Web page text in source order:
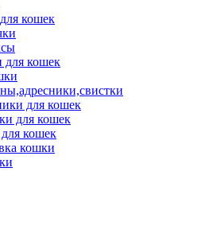
кошек
для кошек
для кошек
для кошек
кошек
кошки